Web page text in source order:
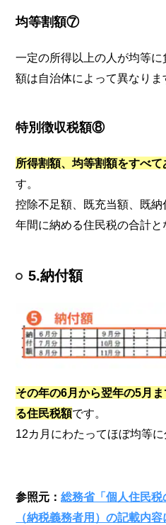
均等割額⑦
一定の所得以上の人が均等
額は自治体によって異なりま
特別徴収税額⑧
所得割額、均等割額をすべ
す。
控除不足額、既充当額、既
年間に納める住民税の合計と
5.納付額
その年の6月から翌年の5月
る住民税額です。
12カ月にわたってほぼ均等に
参照元：総務省「個人住民
（納税義務者用）の記載内